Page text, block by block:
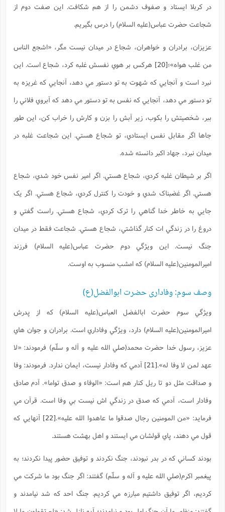
در کربلا ايستاد و صفوف دشمن را از هم شکافت. اين صفت دوم از
شجاعت حضرت عباس(علیه السلام) را درس بگيريم.
عزيزان، برادران و خواهران، شجاع در ميدان نيست مگر، «اشجع الناس
من غلب هواه»؛[20]
هرکس بر هوي نفسش غلبه کرد، شجاع است. اين
نبرد است و آنجايي که شهوت به تو دستور مي دهد، آنجايي که غريزه به
تو دستور مي دهد، آنجايي که نفس به تو دستور مي دهد که آبروي فلاني را
ببر، شخصيتش را بکوب، زير آبش را بزن و کارش را خراب کن، اين طور
جاها اگر مقابل نفس ايستادي، تو شجاع هستي. اين شجاعت غلبه در
ميدان نبرد، جهاد اکبر دانسته شده.
اگر بر شيطان غلبه کردي، شجاع هستي. اگر امير نفس خود شدي، شجاع
هستي. اگر غضبناک شدي و خودت را کنترل کردي، شجاع هستي. اگر يک
جايي به خاطر خدا گناهي را ترک کردي، شجاع هستي. راست گفتي و
دروغ را در زندگي ات کنار گذاشتي، شجاع هستي. شجاعت فقط در ميدان
جنگ نيست. اين ويژگي دوم حضرت عباس(علیه السلام) فرزند
اميرالمومنين(علیه السلام) که امشب منسوب به اوست.
وصف سوم: وفاداری حضرت ابوالفضل(ع)
ويژگي سوم حضرت ابالفضل العباس(علیه السلام) که از پدرش
اميرالمومنين(عليه السلام) دارد، ويژگي وفاداري است. برادران و جوان هاي
عزيز، رسول خدا حضرت محمد(صلي الله عليه و آله و سلّم) فرمودند:«لا
عهد لمن لا وفا له».[21]
آدمي که وفادار نيست، ايمان ندارد. فرمودند: وفا
و صداقت مثل دو تا ريل کنار هم است: «الوفاء و صدق تواما».آدم صادق
وفادار است، آدمي که صدق در زندگي اش نيست بي وفا است. قرآن مي
فرمايد: «من المومنين رجال صدقوا ما عاهدوا الله عليه».
[22]
آنهايي که
قول مي دهند، پاي قولشان مي ايستند و اهل بهشت هستند.
بودند کساني که در بدر نبودند، جنگ نکردند و توفيق حضور پيدا نکردند؛ به
پيغمبر اکرم(صلي الله عليه و آله و سلّم) گفتند: اگر جنگ بود ما شرکت مي
کرديم، اگر توفيق داشتيم مبارزه مي کرديم. جنگ احد که شد نيامدند و